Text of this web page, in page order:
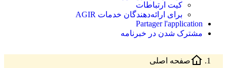
کیت ارتباطات
برای ارائه‌دهندگان خدمات AGIR
Partager l'application
مشترک شدن در خبرنامه
صفحه اصلی